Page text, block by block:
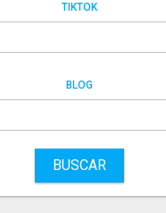
TIKTOK
BLOG
BUSCAR